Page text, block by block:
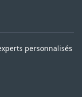
personnalisés